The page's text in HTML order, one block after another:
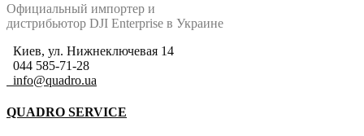
Официальный импортер и
дистрибьютор DJI Enterprise в Украине
Киев, ул. Нижнеключевая 14
044 585-71-28
info@quadro.ua
QUADRO SERVIСE